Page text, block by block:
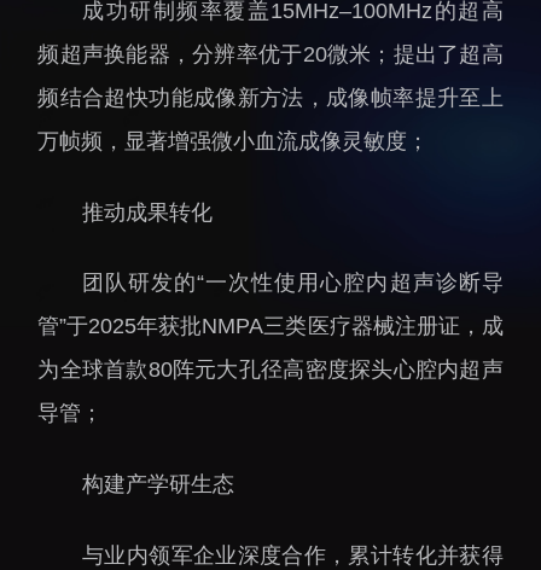
招生信息
学位培养
学生工作
学生就业
先进榜YOUNG
体育与健康
讲座信息
交流动态
国合项目
来华指引
下载中心
转移转化
成功研制频率覆盖15MHz–100MHz的超高
频超声换能器，分辨率优于20微米；提出了超高
频结合超快功能成像新方法，成像帧率提升至上
万帧频，显著增强微小血流成像灵敏度；
推动成果转化
团队研发的“一次性使用心腔内超声诊断导
管”于2025年获批NMPA三类医疗器械注册证，成
为全球首款80阵元大孔径高密度探头心腔内超声
导管；
构建产学研生态
与业内领军企业深度合作，累计转化并获得